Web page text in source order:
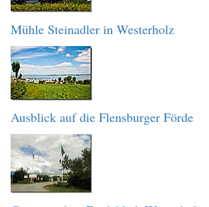
Mühle Steinadler in Westerholz
Ausblick auf die Flensburger Förde